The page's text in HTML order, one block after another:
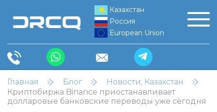
Казахстан
Россия
European Union
Главная Блог
Новости, Казахстан
Криптобиржа Binance приостанавливает
долларовые банковские переводы уже сегодня